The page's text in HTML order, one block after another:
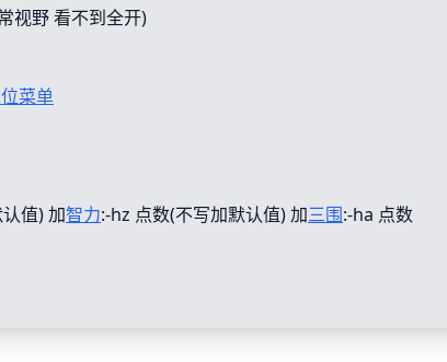
视野 看不到全开)
菜单
值) 加智力:-hz 点数(不写加默认值) 加三围:-ha 点数